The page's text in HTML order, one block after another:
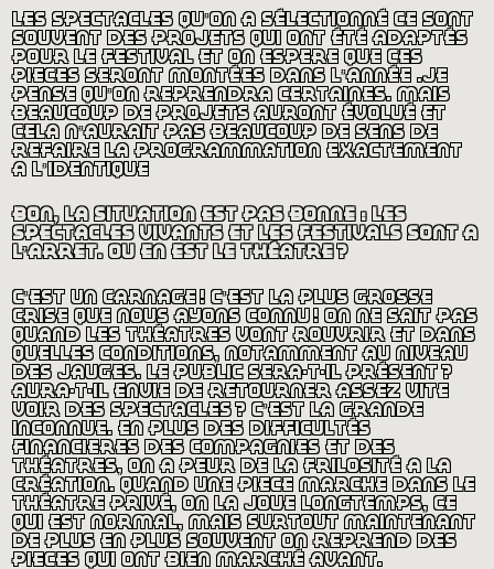
les spectacles qu’on a sélectionné ce sont
souvent des projets qui ont été adaptés
pour le festival et on espère que ces
pièces seront montées dans l’année .je
pense qu’on reprendra certaines. mais
beaucoup de projets auront évolué et
cela n’aurait pas beaucoup de sens de
refaire la programmation exactement
à l’identique
bon, la situation est pas bonne : les
spectacles vivants et les festivals sont à
l’arrêt. ou en est le théâtre?
c’est un carnage ! c’est la plus grosse
crise que nous ayons connu ! on ne sait pas
quand les théâtres vont rouvrir et dans
quelles conditions, notamment au niveau
des jauges. le public sera-t-il présent?
aura-t-il envie de retourner assez vite
voir des spectacles? c’est la grande
inconnue. en plus des difficultés
financières des compagnies et des
théâtres, on a peur de la frilosité à la
création. quand une pièce marche dans le
théâtre privé, on la joue longtemps, ce
qui est normal, mais surtout maintenant
de plus en plus souvent on reprend des
pièces qui ont bien marché avant.